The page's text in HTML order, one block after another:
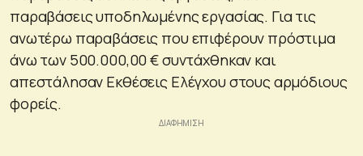
παραβάσεις υποδηλωμένης εργασίας. Για τις
ανωτέρω παραβάσεις που επιφέρουν πρόστιμα
άνω των 500.000,00 € συντάχθηκαν και
απεστάλησαν Εκθέσεις Ελέγχου στους αρμόδιους
φορείς.